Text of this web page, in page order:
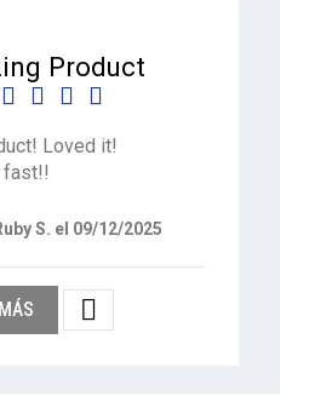
Product
   
Loved it!
fast!!
S. el 09/12/2025
